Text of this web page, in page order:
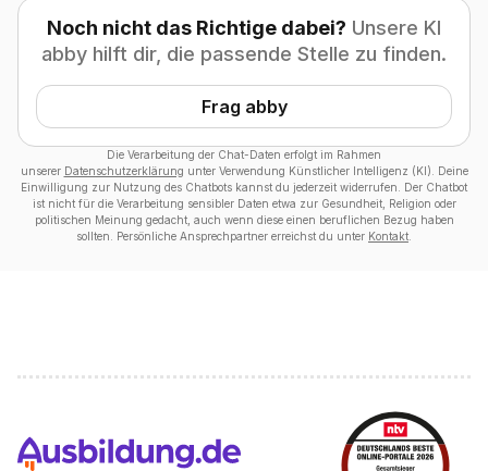
Noch nicht das Richtige dabei? Unsere KI
abby hilft dir, die passende Stelle zu finden.
Frag abby
Die Verarbeitung der Chat-Daten erfolgt im Rahmen
unserer Datenschutzerklärung unter Verwendung Künstlicher Intelligenz (KI). Deine
Einwilligung zur Nutzung des Chatbots kannst du jederzeit widerrufen. Der Chatbot
ist nicht für die Verarbeitung sensibler Daten etwa zur Gesundheit, Religion oder
politischen Meinung gedacht, auch wenn diese einen beruflichen Bezug haben
sollten. Persönliche Ansprechpartner erreichst du unter Kontakt